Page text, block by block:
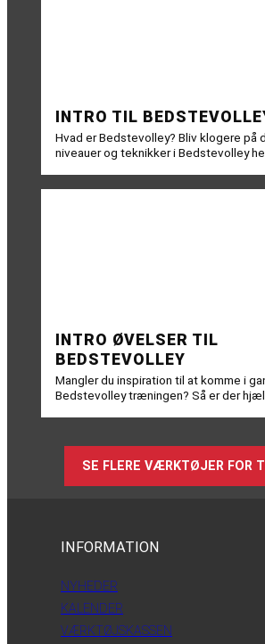
INTRO TIL
Hvad er Bedstevolley? Bliv klogere på
niveauer og teknikker i Bedstevolley
INTRO ØVELSER TIL
BEDSTEVOLLEY
Mangler du inspiration til at komme i
Bedstevolley træningen? Så er der
SE FLERE VÆRKTØJER FOR
INFORMATION
NYHEDER
KALENDER
VÆRKTØJSKASSEN